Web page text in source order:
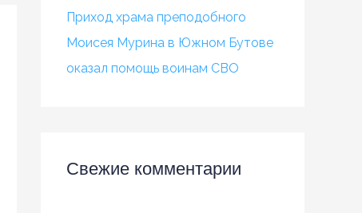
Приход храма преподобного
Моисея Мурина в Южном Бутове
оказал помощь воинам СВО
Свежие комментарии